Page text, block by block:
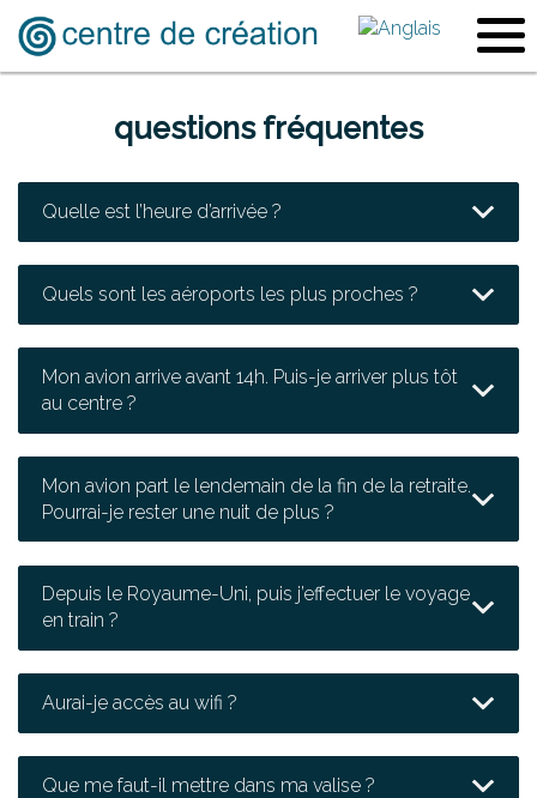
questions fréquentes
Quelle est l’heure d’arrivée ?
Quels sont les aéroports les plus proches ?
Mon avion arrive avant 14h. Puis-je arriver plus tôt
au centre ?
Mon avion part le lendemain de la fin de la retraite.
Pourrai-je rester une nuit de plus ?
Depuis le Royaume-Uni, puis j’effectuer le voyage
en train ?
Aurai-je accès au wifi ?
Que me faut-il mettre dans ma valise ?